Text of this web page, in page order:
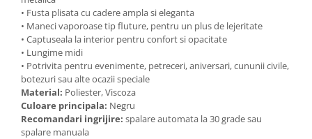
• Fusta plisata cu cadere ampla si eleganta
• Maneci vaporoase tip fluture, pentru un plus de lejeritate
• Captuseala la interior pentru confort si opacitate
• Lungime midi
• Potrivita pentru evenimente, petreceri, aniversari, cununii civile,
botezuri sau alte ocazii speciale
Material: Poliester, Viscoza
Culoare principala: Negru
Recomandari ingrijire: spalare automata la 30 grade sau
spalare manuala